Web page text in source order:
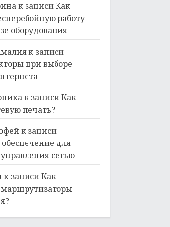
к записиКак
работу
оборудования
к записи
при выборе
к записиКак
печать?
к записи
для
сетью
к записиКак
маршрутизаторы